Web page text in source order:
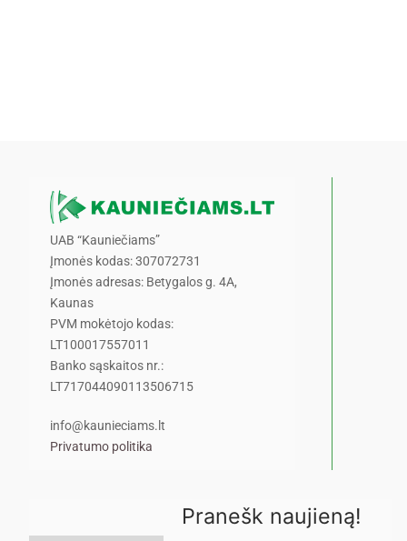
UAB “Kauniečiams”
Įmonės kodas: 307072731
Įmonės adresas: Betygalos g. 4A,
Kaunas
PVM mokėtojo kodas:
LT100017557011
Banko sąskaitos nr.:
LT717044090113506715
info@kaunieciams.lt
Privatumo politika
Pranešk naujieną!